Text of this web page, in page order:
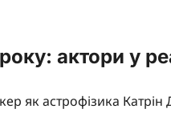
актори у
як астрофізика